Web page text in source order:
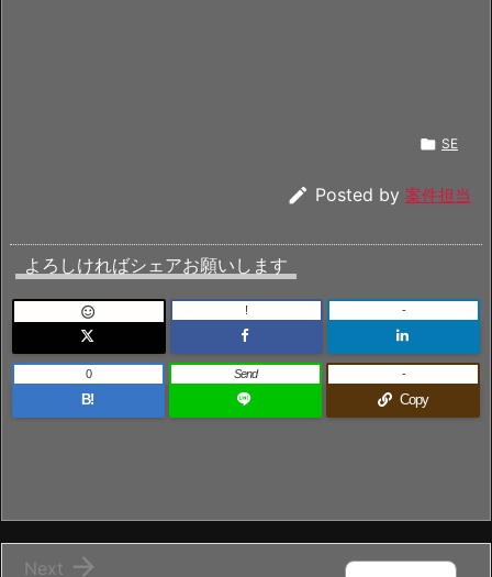
 SE
 Posted by 案件担当
よろしければシェアお願いします
 ! -
B!
0 Send
Copy
-

Next